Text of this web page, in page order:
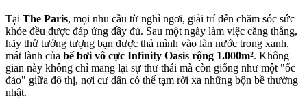
Tại The Paris, mọi nhu cầu từ nghỉ ngơi, giải trí đến chăm sóc sức
khỏe đều được đáp ứng đầy đủ. Sau một ngày làm việc căng thẳng,
hãy thử tưởng tượng bạn được thả mình vào làn nước trong xanh,
mát lành của bể bơi vô cực Infinity Oasis rộng 1.000m². Không
gian này không chỉ mang lại sự thư thái mà còn giống như một "ốc
đảo" giữa đô thị, nơi cư dân có thể tạm rời xa những bộn bề thường
nhật.